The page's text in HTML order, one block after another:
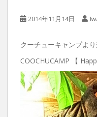
2014年11月14日
クーチューキャンプよ
COOCHUCAMP 【